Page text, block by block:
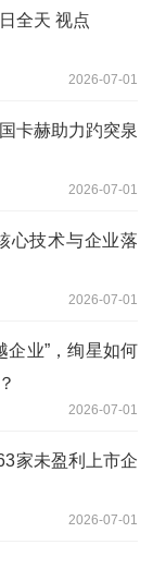
全天 视点
2026-07-01
卡赫助力趵突泉
2026-07-01
心技术与企业落
2026-07-01
企业”，绚星如何
2026-07-01
家未盈利上市企
2026-07-01